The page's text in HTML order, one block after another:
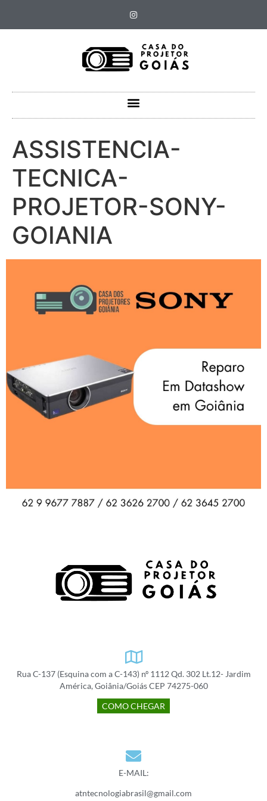
ASSISTENCIA-
TECNICA-
PROJETOR-SONY-
GOIANIA
Rua C-137 (Esquina com a C-143) nº 1112 Qd. 302 Lt.12- Jardim
América, Goiânia/Goiás CEP 74275-060
COMO CHEGAR
E-MAIL:
atntecnologiabrasil@gmail.com